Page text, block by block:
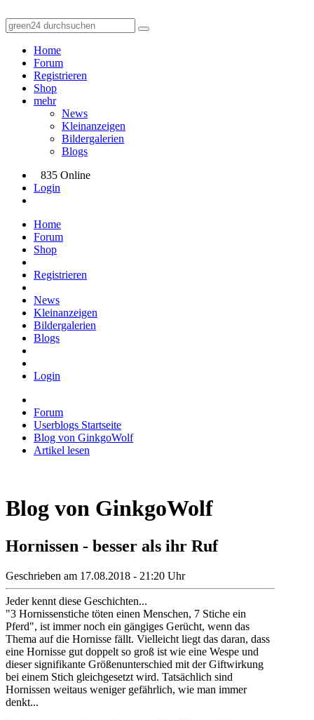
Home
Forum
Registrieren
Shop
mehr
News
Kleinanzeigen
Bildergalerien
Blogs
835 Online
Login
Home
Forum
Shop
Registrieren
News
Kleinanzeigen
Bildergalerien
Blogs
Login
Forum
Userblogs Startseite
Blog von GinkgoWolf
Artikel lesen
Blog von GinkgoWolf
Hornissen - besser als ihr Ruf
Geschrieben am 17.08.2018 - 21:20 Uhr
Jeder kennt diese Geschichten...
"3 Hornissenstiche töten einen Menschen, 7 Stiche ein
Pferd", ist immer noch ein gängiges Gerücht, wenn das
Thema auf die Hornisse fällt. Vielleicht liegt das daran, dass
eine Hornisse gut doppelt so groß ist wie eine Wespe und
dieser signifikante Größenunterschied mit der Giftwirkung
bei einem Stich gleichgesetzt wird. Tatsächlich sind
Hornissen weitaus weniger gefährlich, wie man immer
denkt...